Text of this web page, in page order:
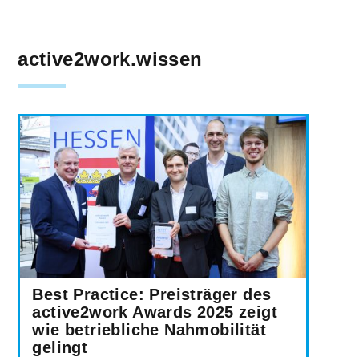
active2work.wissen
Best Practice: Preisträger des
active2work Awards 2025 zeigt
wie betriebliche Nahmobilität
gelingt